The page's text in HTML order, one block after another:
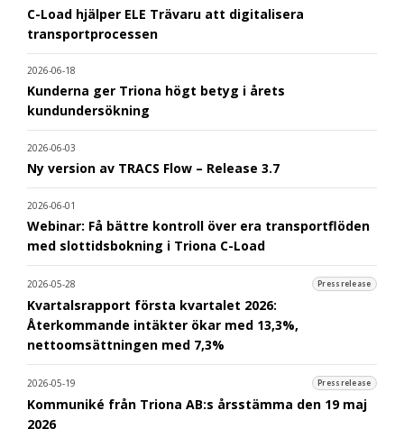
C-Load hjälper ELE Trävaru att digitalisera
transportprocessen
2026-06-18
Kunderna ger Triona högt betyg i årets
kundundersökning
2026-06-03
Ny version av TRACS Flow – Release 3.7
2026-06-01
Webinar: Få bättre kontroll över era transportflöden
med slottidsbokning i Triona C-Load
2026-05-28 Pressrelease
Kvartalsrapport första kvartalet 2026:
Återkommande intäkter ökar med 13,3%,
nettoomsättningen med 7,3%
2026-05-19 Pressrelease
Kommuniké från Triona AB:s årsstämma den 19 maj
2026